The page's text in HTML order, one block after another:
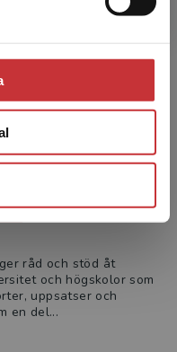
uppsatser och
en del...
råd och stöd åt
och högskolor som
uppsatser och
en del...